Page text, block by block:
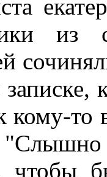
из
кому-то
чтобы